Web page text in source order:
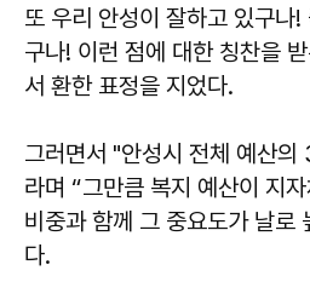
또 우리 안성이 잘하고 있구나
구나! 이런 점에 대한 칭찬을
서 환한 표정을 지었다.
그러면서 "안성시 전체 예산의
라며 “그만큼 복지 예산이 지
비중과 함께 그 중요도가 날로
다.